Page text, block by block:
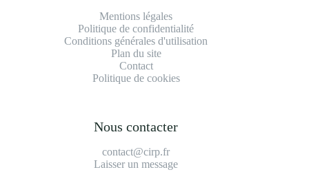
Mentions légales
Politique de confidentialité
Conditions générales d'utilisation
Plan du site
Contact
Politique de cookies
Nous contacter
contact@cirp.fr
Laisser un message